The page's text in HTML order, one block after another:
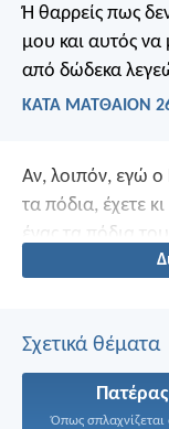
Ή θαρρείς πως
μου και αυτός
από δώδεκα
ΚΑΤΑ ΜΑΤΘΑΙΟΝ
Αν, λοιπόν, εγώ ο
τα πόδια, έχετε
ένας τα πόδια
Σχετικά θέματα
Πατέρας